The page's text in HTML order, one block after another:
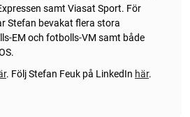
samt Viasat Sport. För
Stefan bevakat flera stora
EM och fotbolls-VM samt både
. Följ Stefan Feuk på LinkedIn här.